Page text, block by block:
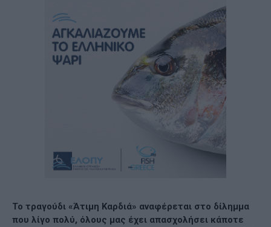
Το τραγούδι «Άτιμη Καρδιά» αναφέρεται στο δίλημμα
που λίγο πολύ, όλους μας έχει απασχολήσει κάποτε